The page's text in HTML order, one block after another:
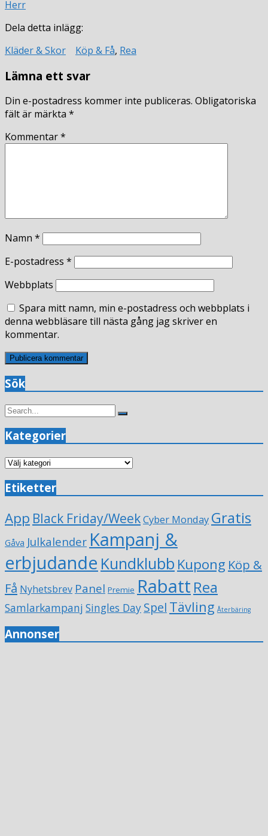
Herr
Dela detta inlägg:
Kläder & Skor
Köp & Få, Rea
Lämna ett svar
Din e-postadress kommer inte publiceras. Obligatoriska
fält är märkta *
Kommentar*
Namn *
E-postadress *
Webbplats
Spara mitt namn, min e-postadress och webbplats i
denna webbläsare till nästa gång jag skriver en
kommentar.
Sök
Search
Search
Kategorier
Kategorier
Etiketter
App Black Friday/WeekCyber Monday Gratis
Gåva Julkalender Kampanj &
erbjudande Kundklubb Kupong Köp &
Få Nyhetsbrev Panel Premie Rabatt Rea
Samlarkampanj Singles Day Spel Tävling Återbäring
Annonser